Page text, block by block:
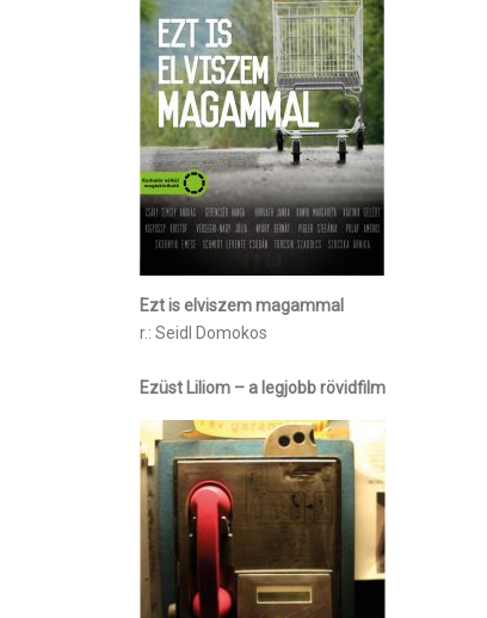
Ezt is elviszem magammal
r.: Seidl Domokos
Ezüst Liliom – a legjobb rövidfilm